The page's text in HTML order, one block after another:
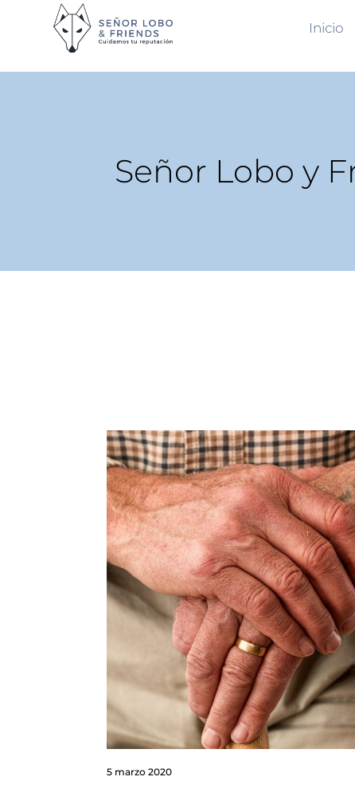
Inicio
Señor Lobo y
5 marzo 2020